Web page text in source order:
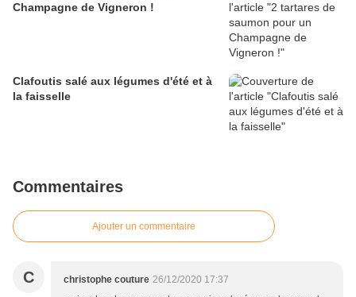
Champagne de Vigneron !
Clafoutis salé aux légumes d'été et à
la faisselle
Commentaires
Ajouter un commentaire
C christophe couture 26/12/2020 17:37